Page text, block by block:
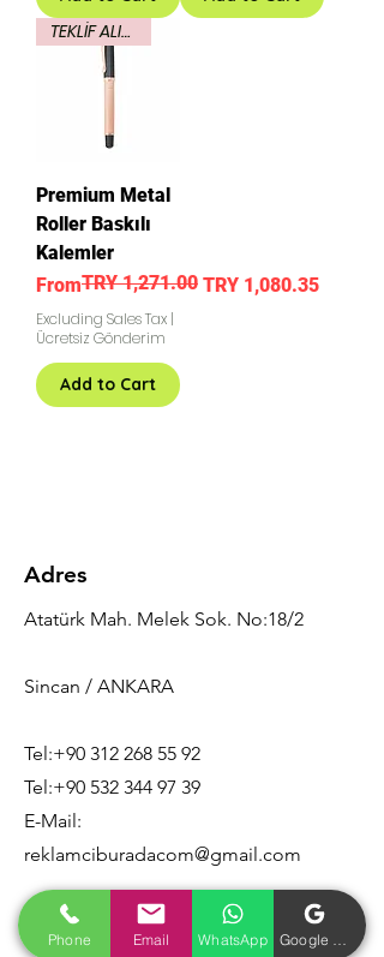
TEKLİF ALINIZ
Premium Metal
Roller Baskılı
Kalemler
From
Regular Price
TRY 1,271.00 TRY 1,080.35
Sale Price
Excluding Sales Tax |
Ücretsiz Gönderim
Add to Cart
Adres
Atatürk Mah. Melek Sok. No:18/2
Sincan / ANKARA
Tel:+90 312 268 55 92
Tel:+90 532 344 97 39
E-Mail:
reklamciburadacom@gmail.com
Phone Email WhatsApp